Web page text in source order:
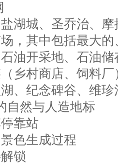
湖城、圣乔治、摩
，其中包括最大
油开采地、石油储
乡村商店、饲料厂
、纪念碑谷、维珍
自然与人造地标
靠站
色生成过程
锁